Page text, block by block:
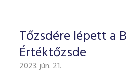
Tőzsdére lépett a
Értéktőzsde
2023. jún. 21.